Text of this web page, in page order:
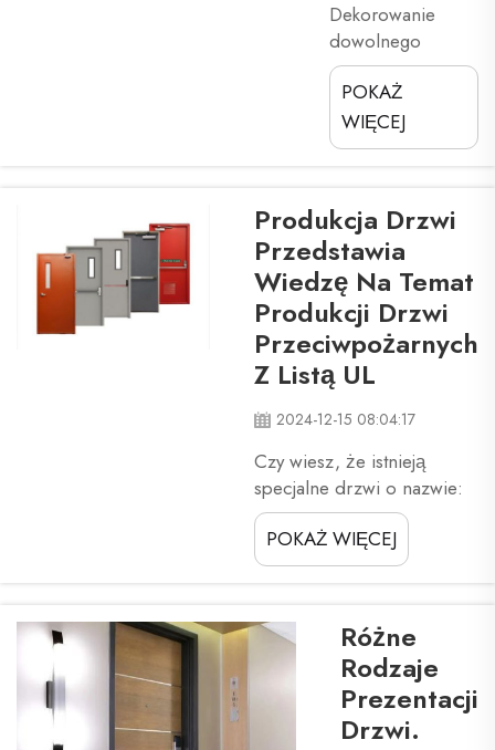
Dekorowanie
dowolnego
pokoju powinno
polegać na
wyborze
odpowiednich
wyposażenia.
Pomaga to łączyć
wszystko w
całość, dzięki
czemu wygląda
dobrze i sprawia
przyjemność. Aby
twój pokój
musi być dobra
zgodność między
kolorem a
wyposażeniem.
XZIC może Ci
POKAŻ
WIĘCEJ
Produkcja Drzwi
Przedstawia
Wiedzę Na Temat
Produkcji Drzwi
Przeciwpożarnych
Z Listą UL
2024-12-15 08:04:17
Czy wiesz, że istnieją
specjalne drzwi o nazwie:
drzwi przeciwpożarne. Są
to bardzo ważne drzwi,
ponieważ zapewniają
razie pożaru. Gdy budynek
catch się zapala, płomienie
mogą szybko się
rozprzestrzeniać i stawać
się niezwykle
POKAŻ WIĘCEJ
Różne
Rodzaje
Prezentacji
Drzwi.